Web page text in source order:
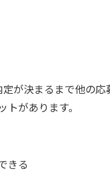
が決まるまで他の応
があります。
きる